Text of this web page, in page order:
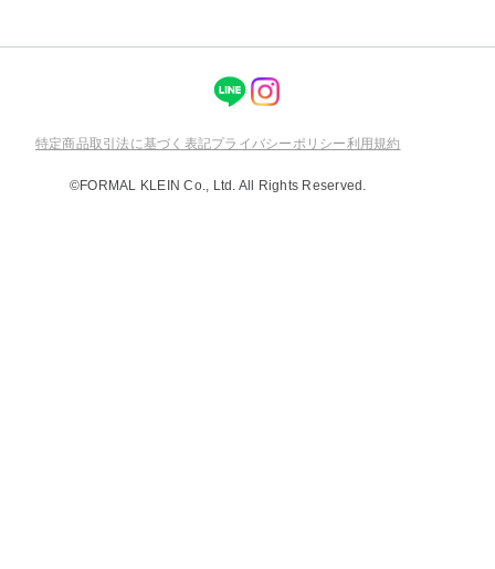
特定商品取引法に基づく表記プライバシーポリシー利用規約
©FORMAL KLEIN Co., Ltd. All Rights Reserved.